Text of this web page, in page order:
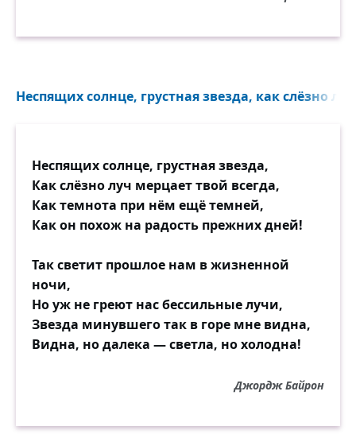
Неспящих солнце, грустная звезда, как слёзно
Неспящих солнце, грустная звезда,
Как слёзно луч мерцает твой всегда,
Как темнота при нём ещё темней,
Как он похож на радость прежних дней!
Так светит прошлое нам в жизненной
ночи,
Но уж не греют нас бессильные лучи,
Звезда минувшего так в горе мне видна,
Видна, но далека — светла, но холодна!
Джордж Байрон